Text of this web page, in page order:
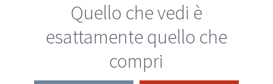
Acquista ora
Acquisti sicuri
Quello che vedi è
esattamente quello che
compri